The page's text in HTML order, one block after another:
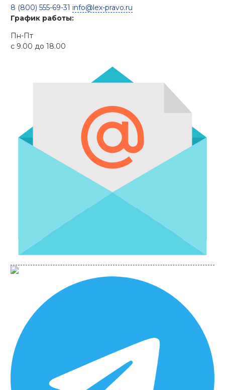
8 (800) 555-69-31 info@lex-pravo.ru
График работы:
Пн-Пт
с 9.00 до 18.00